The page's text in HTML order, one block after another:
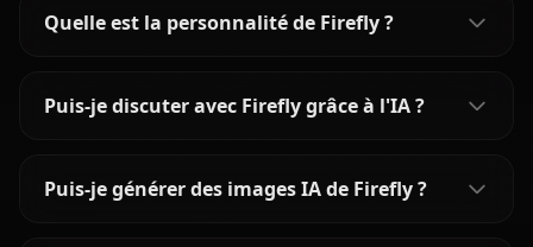
Quelle est la personnalité de Firefly ?
Puis-je discuter avec Firefly grâce à l'IA ?
Puis-je générer des images IA de Firefly ?